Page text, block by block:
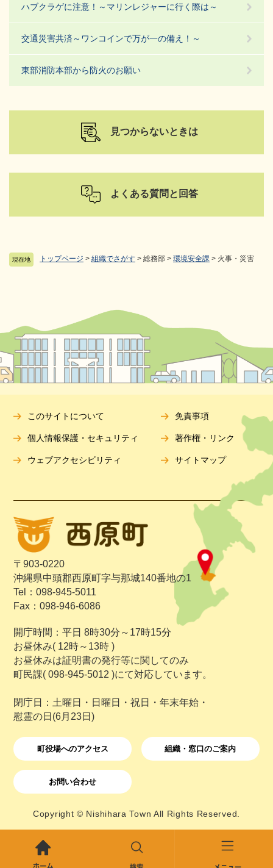
現在地 トップページ > 組織でさがす > 総務部 > 環境安全課 > 火事・災害
ハブクラゲに注意！～マリンレジャーに行く際は～
交通災害共済～ワンコインで万が一の備え！～
東部消防本部から防火のお願い
見つからないときは
よくある質問と回答
〒903-0220
沖縄県中頭郡西原町字与那城140番地の1
Tel：098-945-5011
Fax：098-946-6086
開庁時間：平日 8時30分～17時15分
お昼休み( 12時～13時 )
お昼休みは証明書の発行等に関してのみ
町民課( 098-945-5012 )にて対応しています。
閉庁日：土曜日・日曜日・祝日・年末年始・
慰霊の日(6月23日)
町役場へのアクセス 組織・窓口のご案内
お問い合わせ
このサイトについて 免責事項
個人情報保護・セキュリティ 著作権・リンク
ウェブアクセシビリティ サイトマップ
Copyright © Nishihara Town All Rights Reserved.